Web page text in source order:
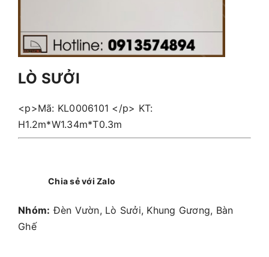
LÒ SƯỞI
<p>Mã: KL0006101 </p> KT:
H1.2m*W1.34m*T0.3m
Chia sẻ với Zalo
Nhóm: Đèn Vườn, Lò Sưởi, Khung Gương, Bàn
Ghế